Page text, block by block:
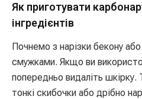
Як приготувати
інгредієнтів
Почнемо з нарізки бекону
смужками. Якщо ви
попередньо видаліть
тонкі скибочки або дрібно